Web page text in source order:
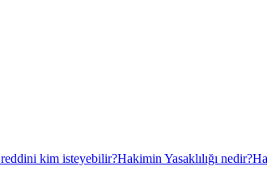
kim isteyebilir?Hakimin Yasaklılığı nedir?